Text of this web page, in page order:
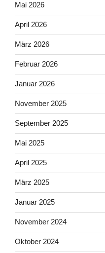
Mai 2026
April 2026
März 2026
Februar 2026
Januar 2026
November 2025
September 2025
Mai 2025
April 2025
März 2025
Januar 2025
November 2024
Oktober 2024